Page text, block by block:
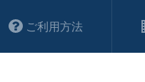
ご利用方法